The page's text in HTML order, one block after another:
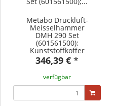
Metabo Druckluft-
Meisselhammer
DMH 290 Set
(601561500);
Kunststoffkoffer
346,39 € *
verfügbar